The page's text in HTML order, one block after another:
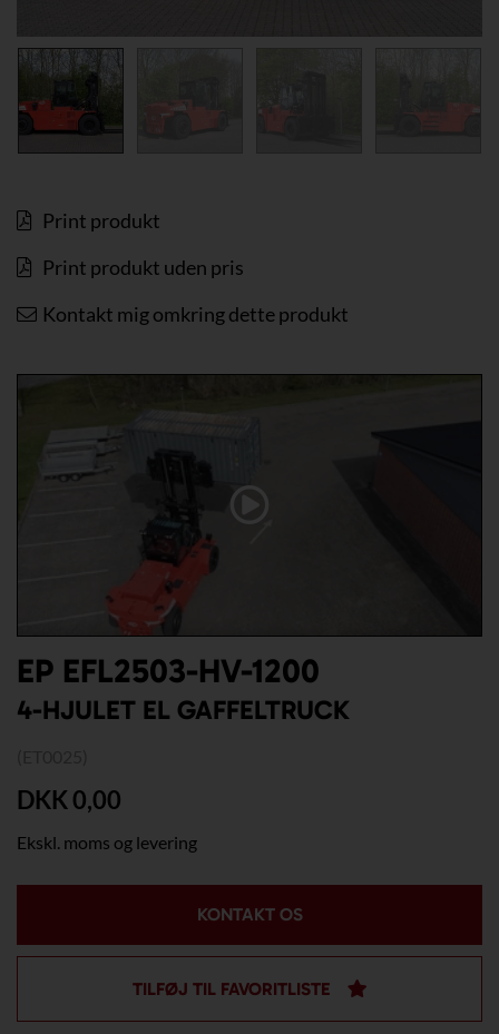
Print produkt
Print produkt uden pris
Kontakt mig omkring dette produkt
EP EFL2503-HV-1200
4-HJULET EL GAFFELTRUCK
DKK 0,00
Ekskl. moms og levering
KONTAKT OS
TILFØJ TIL FAVORITLISTE